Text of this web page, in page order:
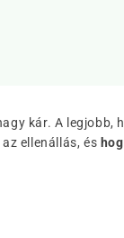
kár. A
ellenállás, és